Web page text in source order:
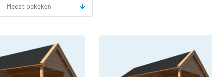
Meest bekeken